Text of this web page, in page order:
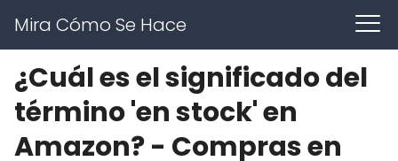
Mira Cómo Se Hace
¿Cuál es el significado del
término 'en stock' en
Amazon? - Compras en